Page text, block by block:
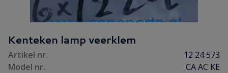
Kenteken lamp veerklem
Artikel nr.
12 24 573
Model nr.
CA AC KE